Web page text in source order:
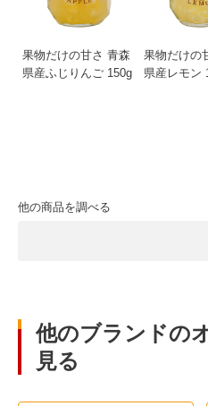
果物だけの甘さ 青森
県産ふじりんご 150g
果物だけの
県産レモン
他の商品を調べる
他のブランドの
見る